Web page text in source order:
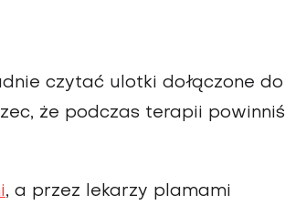
czytać ulotki dołączone do
że podczas terapii
, a przez lekarzy plamami